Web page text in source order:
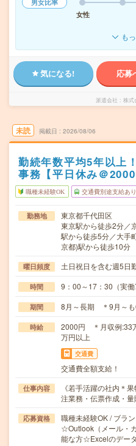
男女比率
女性
も
気になる! 応募
派遣会社 株式
未読 掲載日 2026/08/06
勤続年数平均5年以上
事務【平日休み＠2000
職種未経験OK 交通費別途支給あり
勤務地
東京都千代田区
東京駅から徒歩2分／
駅から徒歩5分／大手
京都)駅から徒歩10分
曜日頻度 土日祝日を含む週5日
時間 9：00～17：30（実働
期間 8月～長期 ＊9月～も
時給
2000円 ＊月収例:33
万円以上
交通費
交通費全額支給！
仕事内容
《若手活躍の社内＊
注業務・伝票作成・
応募資格
職種未経験OK / ブラ
☆Outlook（メール・
能な方☆Excelのデー